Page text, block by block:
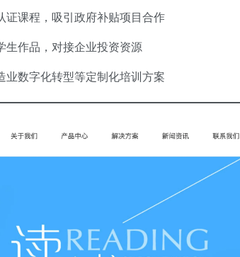
证课程，吸引政府补贴项目合作
生作品，对接企业投资资源
业数字化转型等定制化培训方案